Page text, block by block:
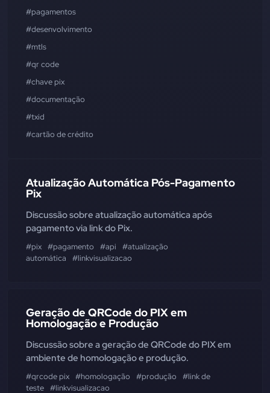
#pagamentos
#desenvolvimento
#mtls
#qr code
#chave pix
#documentação
#txid
#cartão de crédito
Atualização Automática Pós-Pagamento
Pix
Discussão sobre atualização automática após
pagamento via link do Pix.
#pix #pagamento #api
#atualização
automática
#linkvisualizacao
Geração de QRCode do PIX em
Homologação e Produção
Discussão sobre a geração de QRCode do PIX em
ambiente de homologação e produção.
#qrcode pix #homologação #produção
#link de
teste #linkvisualizacao